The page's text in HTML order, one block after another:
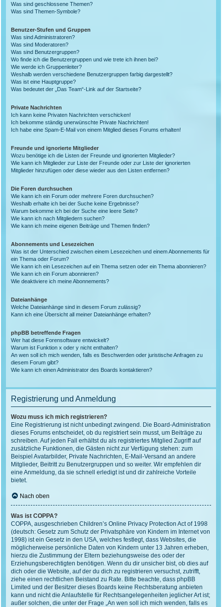
Was sind geschlossene Themen?
Was sind Themen-Symbole?
Benutzer-Stufen und Gruppen
Was sind Administratoren?
Was sind Moderatoren?
Was sind Benutzergruppen?
Wo finde ich die Benutzergruppen und wie trete ich ihnen bei?
Wie werde ich Gruppenleiter?
Weshalb werden verschiedene Benutzergruppen farbig dargestellt?
Was ist eine Hauptgruppe?
Was bedeutet der „Das Team“-Link auf der Startseite?
Private Nachrichten
Ich kann keine Privaten Nachrichten verschicken!
Ich bekomme ständig unerwünschte Private Nachrichten!
Ich habe eine Spam-E-Mail von einem Mitglied dieses Forums erhalten!
Freunde und ignorierte Mitglieder
Wozu benötige ich die Listen der Freunde und ignorierten Mitglieder?
Wie kann ich Mitglieder zur Liste der Freunde oder zur Liste der ignorierten
Mitglieder hinzufügen oder diese wieder aus den Listen entfernen?
Die Foren durchsuchen
Wie kann ich ein Forum oder mehrere Foren durchsuchen?
Weshalb erhalte ich bei der Suche keine Ergebnisse?
Warum bekomme ich bei der Suche eine leere Seite?
Wie kann ich nach Mitgliedern suchen?
Wie kann ich meine eigenen Beiträge und Themen finden?
Abonnements und Lesezeichen
Was ist der Unterschied zwischen einem Lesezeichen und einem Abonnements für
ein Thema oder Forum?
Wie kann ich ein Lesezeichen auf ein Thema setzen oder ein Thema abonnieren?
Wie kann ich ein Forum abonnieren?
Wie deaktiviere ich meine Abonnements?
Dateianhänge
Welche Dateianhänge sind in diesem Forum zulässig?
Kann ich eine Übersicht all meiner Dateianhänge erhalten?
phpBB betreffende Fragen
Wer hat diese Forensoftware entwickelt?
Warum ist Funktion x oder y nicht enthalten?
An wen soll ich mich wenden, falls es Beschwerden oder juristische Anfragen zu
diesem Forum gibt?
Wie kann ich einen Administrator des Boards kontaktieren?
Registrierung und Anmeldung
Wozu muss ich mich registrieren?
Eine Registrierung ist nicht unbedingt zwingend. Die Board-Administration
dieses Forums entscheidet, ob du registriert sein musst, um Beiträge zu
schreiben. Auf jeden Fall erhältst du als registriertes Mitglied Zugriff auf
zusätzliche Funktionen, die Gästen nicht zur Verfügung stehen: zum
Beispiel Avatarbilder, Private Nachrichten, E-Mail-Versand an andere
Mitglieder, Beitritt zu Benutzergruppen und so weiter. Wir empfehlen dir
eine Anmeldung, da sie schnell erledigt ist und dir zahlreiche Vorteile
bietet.
Nach oben
Was ist COPPA?
COPPA, ausgeschrieben Children’s Online Privacy Protection Act of 1998
(deutsch: Gesetz zum Schutz der Privatsphäre von Kindern im Internet von
1998) ist ein Gesetz in den USA, welches festlegt, dass Websites, die
möglicherweise persönliche Daten von Kindern unter 13 Jahren erheben,
hierzu die Zustimmung der Eltern beziehungsweise des oder der
Erziehungsberechtigten benötigen. Wenn du dir unsicher bist, ob dies auf
dich oder die Website, auf der du dich zu registrieren versuchst, zutrifft,
ziehe einen rechtlichen Beistand zu Rate. Bitte beachte, dass phpBB
Limited und der Besitzer dieses Boards keine Rechtsberatung anbieten
kann und nicht die Anlaufstelle für Rechtsangelegenheiten jeglicher Art ist;
außer solchen, die unter der Frage „An wen soll ich mich wenden, falls es